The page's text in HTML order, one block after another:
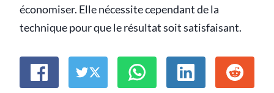
économiser. Elle nécessite cependant de la
technique pour que le résultat soit satisfaisant.